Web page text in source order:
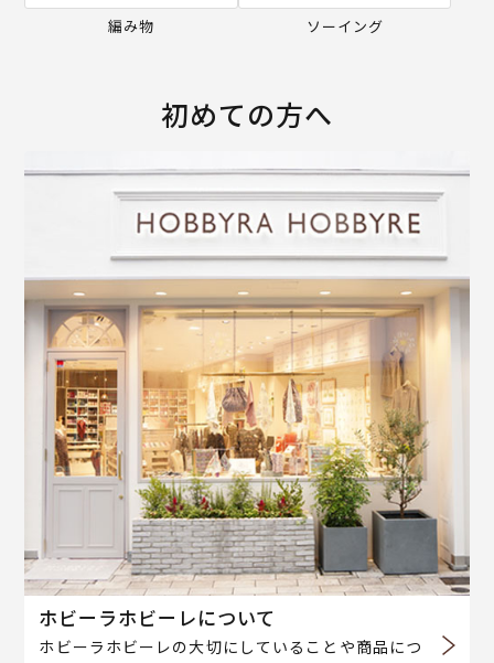
編み物 ソーイング
初めての方へ
ホビーラホビーレについて
ホビーラホビーレの大切にしていることや商品につ